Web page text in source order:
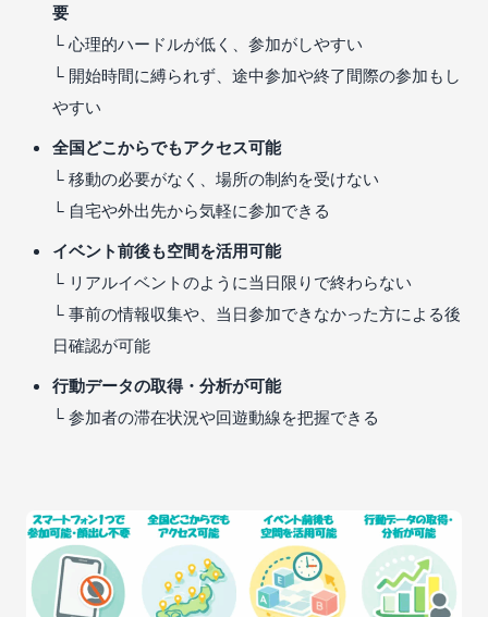
要
└ 心理的ハードルが低く、参加がしやすい
└ 開始時間に縛られず、途中参加や終了間際の参加もし
やすい
全国どこからでもアクセス可能
└ 移動の必要がなく、場所の制約を受けない
└ 自宅や外出先から気軽に参加できる
イベント前後も空間を活用可能
└ リアルイベントのように当日限りで終わらない
└ 事前の情報収集や、当日参加できなかった方による後
日確認が可能
行動データの取得・分析が可能
└ 参加者の滞在状況や回遊動線を把握できる